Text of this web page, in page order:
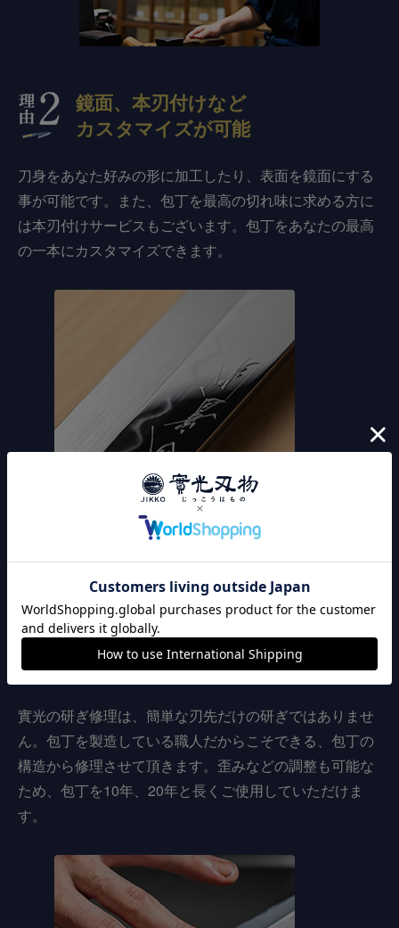
鏡面、本刃付けなど
カスタマイズが可能
刀身をあなた好みの形に加工したり、表面を鏡面にする
事が可能です。また、包丁を最高の切れ味に求める方に
は本刃付けサービスもございます。包丁をあなたの最高
の一本にカスタマイズできます。
安心の
アフターフォロー
實光の研ぎ修理は、簡単な刃先だけの研ぎではありませ
ん。包丁を製造している職人だからこそできる、包丁の
構造から修理させて頂きます。歪みなどの調整も可能な
ため、包丁を10年、20年と長くご使用していただけま
す。